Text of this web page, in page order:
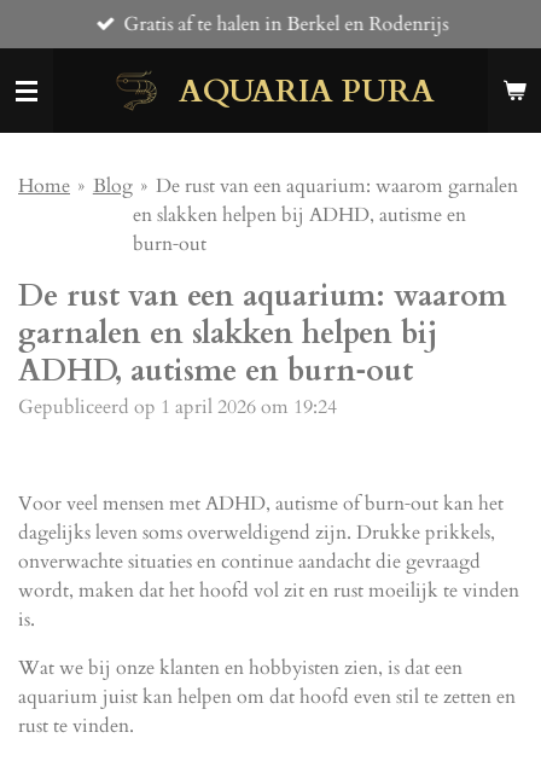
direct
naar
AQUARIA PURA
Gratis af te halen in Berkel en Rodenrijs
Home » Blog » De rust van een aquarium: waarom garnalen
en slakken helpen bij ADHD, autisme en
burn‑out
De rust van een aquarium: waarom
garnalen en slakken helpen bij
ADHD, autisme en burn‑out
Gepubliceerd op 1 april 2026 om 19:24
Voor veel mensen met ADHD, autisme of burn‑out kan het
dagelijks leven soms overweldigend zijn. Drukke prikkels,
onverwachte situaties en continue aandacht die gevraagd
wordt, maken dat het hoofd vol zit en rust moeilijk te vinden
is.
Wat we bij onze klanten en hobbyisten zien, is dat een
aquarium juist kan helpen om dat hoofd even stil te zetten en
rust te vinden.